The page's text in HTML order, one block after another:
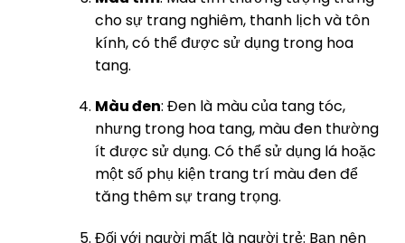
cho sự trang nghiêm, thanh lịch và tôn
kính, có thể được sử dụng trong hoa
tang.
Màu đen: Đen là màu của tang tóc,
nhưng trong hoa tang, màu đen thường
ít được sử dụng. Có thể sử dụng lá hoặc
một số phụ kiện trang trí màu đen để
tăng thêm sự trang trọng.
Đối với người mất là người trẻ: Bạn nên